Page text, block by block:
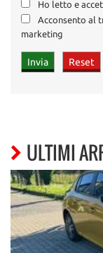
Ho letto e
Acconsento al
marketing
ULTIMI